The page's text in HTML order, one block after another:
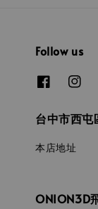
Follow us
台中市西
本店地址
ONION3D